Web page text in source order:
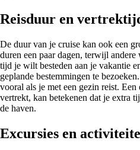
Reisduur en
De duur van je cruise kan ook een
duren een paar dagen, terwijl
tijd je wilt besteden aan je vakantie
geplande bestemmingen te
vooral als je met een gezin reist.
vertrekt, kan betekenen dat je extra
de haven.
Excursies en